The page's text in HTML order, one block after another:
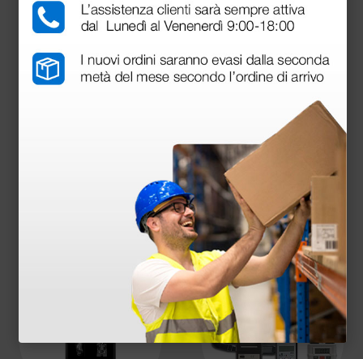
Smartwatch e Tracker Tempi di reazione
Apparecchiature da
Apparecchi per la
veterinaria